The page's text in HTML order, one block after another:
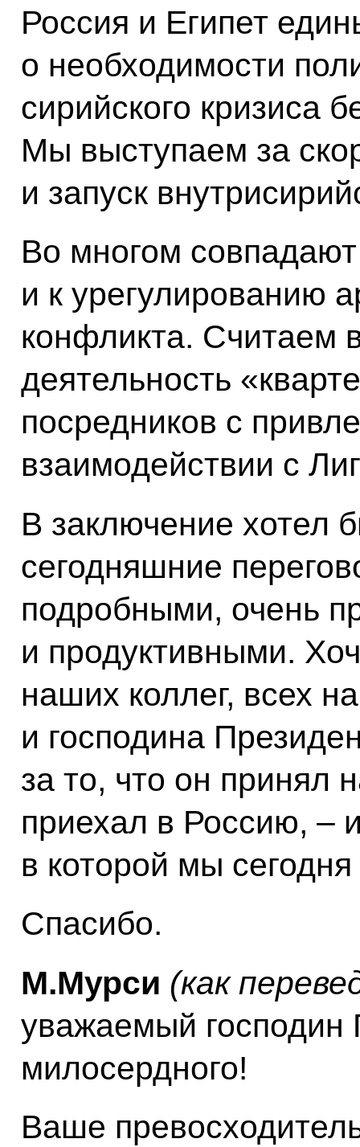
Россия и Египет
о необходимости
сирийского кризиса
Мы выступаем за
и запуск
Во многом
и к урегулированию
конфликта. Считаем
деятельность
посредников с
взаимодействии с
В заключение хотел
сегодняшние
подробными, очень
и продуктивными.
наших коллег, всех
и господина
за то, что он принял
приехал в Россию, –
в которой мы
Спасибо.
М.Мурси (как
уважаемый
милосердного!
Ваше